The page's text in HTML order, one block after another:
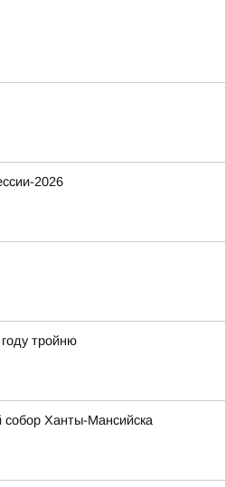
2026
тройню
Ханты-Мансийска